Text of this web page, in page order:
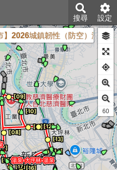
搜尋 設定
2026城鎮韌性（防空）演習將
60